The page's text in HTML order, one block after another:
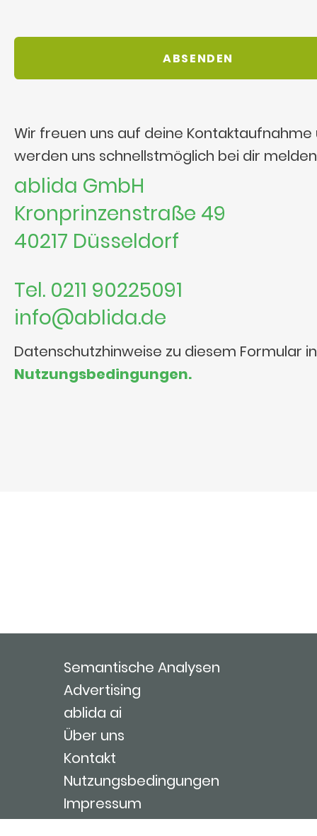
Wir freuen uns auf deine Kontaktaufnahme
werden uns schnellstmöglich bei dir
ablida GmbH
Kronprinzenstraße 49
40217 Düsseldorf
Tel. 0211 90225091
info@ablida.de
Datenschutzhinweise zu diesem Formular
Nutzungsbedingungen.
Semantische Analysen
Advertising
ablida ai
Über uns
Kontakt
Nutzungsbedingungen
Impressum